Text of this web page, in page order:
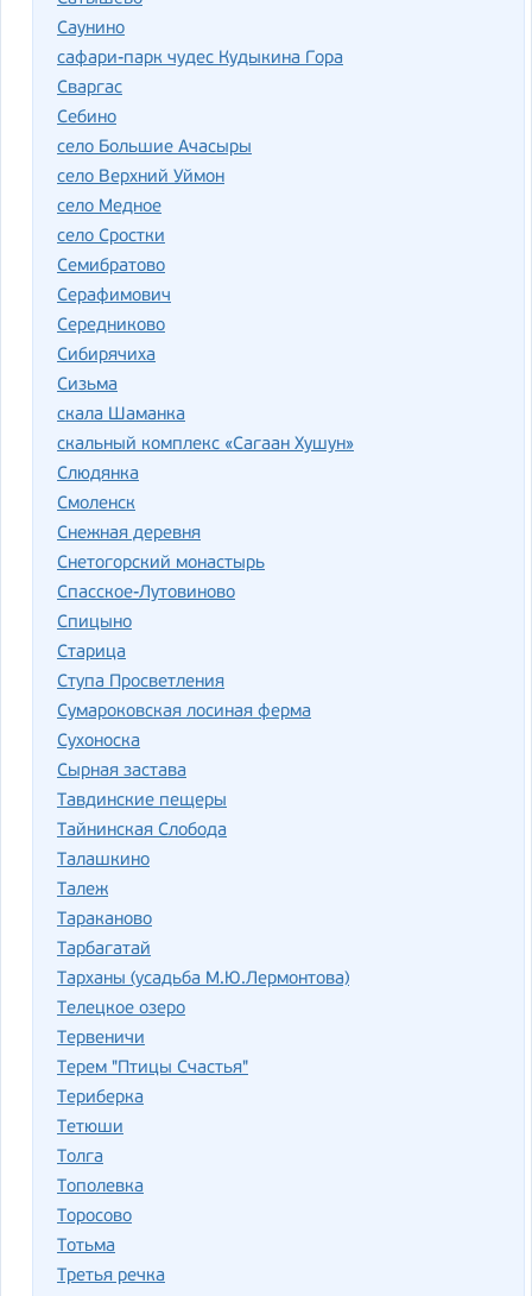
Саунино
сафари-парк чудес Кудыкина Гора
Сваргас
Себино
село Большие Ачасыры
село Верхний Уймон
село Медное
село Сростки
Семибратово
Серафимович
Середниково
Сибирячиха
Сизьма
скала Шаманка
скальный комплекс «Сагаан Хушун»
Слюдянка
Смоленск
Снежная деревня
Снетогорский монастырь
Спасское-Лутовиново
Спицыно
Старица
Ступа Просветления
Сумароковская лосиная ферма
Сухоноска
Сырная застава
Тавдинские пещеры
Тайнинская Слобода
Талашкино
Талеж
Тараканово
Тарбагатай
Тарханы (усадьба М.Ю.Лермонтова)
Телецкое озеро
Тервеничи
Терем "Птицы Счастья"
Териберка
Тетюши
Толга
Тополевка
Торосово
Тотьма
Третья речка